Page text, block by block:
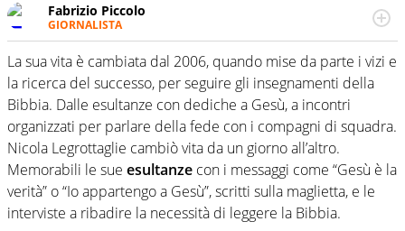
Fabrizio Piccolo
GIORNALISTA
Nella sua carriera ha seguito numerose manifestazioni
sportive e collaborato con agenzie e testate. Esperienza,
competenza, conoscenza e memoria storica. Si occupa
prevalentemente di calcio
La sua vita è cambiata dal 2006, quando mise da parte i vizi e
la ricerca del successo, per seguire gli insegnamenti della
Bibbia. Dalle esultanze con dediche a Gesù, a incontri
organizzati per parlare della fede con i compagni di squadra.
Nicola Legrottaglie cambiò vita da un giorno all’altro.
Memorabili le sue esultanze con i messaggi come “Gesù è la
verità” o “Io appartengo a Gesù”, scritti sulla maglietta, e le
interviste a ribadire la necessità di leggere la Bibbia.